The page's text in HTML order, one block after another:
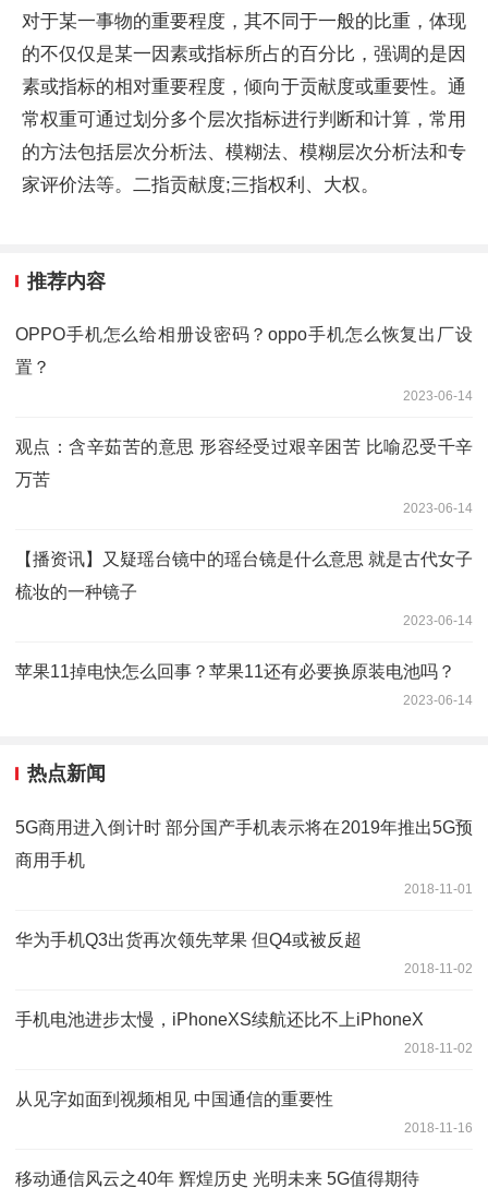
对于某一事物的重要程度，其不同于一般的比重，体现
的不仅仅是某一因素或指标所占的百分比，强调的是因
素或指标的相对重要程度，倾向于贡献度或重要性。通
常权重可通过划分多个层次指标进行判断和计算，常用
的方法包括层次分析法、模糊法、模糊层次分析法和专
家评价法等。二指贡献度;三指权利、大权。
推荐内容
OPPO手机怎么给相册设密码？oppo手机怎么恢复出厂设
置？
2023-06-14
观点：含辛茹苦的意思 形容经受过艰辛困苦 比喻忍受千辛
万苦
2023-06-14
【播资讯】又疑瑶台镜中的瑶台镜是什么意思 就是古代女子
梳妆的一种镜子
2023-06-14
苹果11掉电快怎么回事？苹果11还有必要换原装电池吗？
2023-06-14
热点新闻
5G商用进入倒计时 部分国产手机表示将在2019年推出5G预
商用手机
2018-11-01
华为手机Q3出货再次领先苹果 但Q4或被反超
2018-11-02
手机电池进步太慢，iPhoneXS续航还比不上iPhoneX
2018-11-02
从见字如面到视频相见 中国通信的重要性
2018-11-16
移动通信风云之40年 辉煌历史 光明未来 5G值得期待